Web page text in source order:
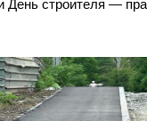
День строителя —